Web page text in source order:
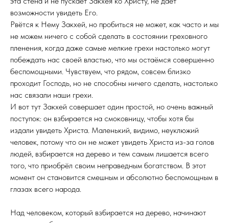
возможности увидеть Его.
Рвётся к Нему Закхей, но пробиться не может, как часто и мы
не можем ничего с собой сделать в состоянии греховного
пленения, когда даже самые мелкие грехи настолько могут
побеждать нас своей властью, что мы остаёмся совершенно
беспомощными. Чувствуем, что рядом, совсем близко
проходит Господь, но не способны ничего сделать, настолько
нас связали наши грехи.
И вот тут Закхей совершает один простой, но очень важный
поступок: он взбирается на смоковницу, чтобы хотя бы
издали увидеть Христа. Маленький, видимо, неуклюжий
человек, потому что он не может увидеть Христа из-за голов
людей, взбирается на дерево и тем самым лишается всего
того, что приобрёл своим неправедным богатством. В этот
момент он становится смешным и абсолютно беспомощным в
глазах всего народа.
Над человеком, который взбирается на дерево, начинают